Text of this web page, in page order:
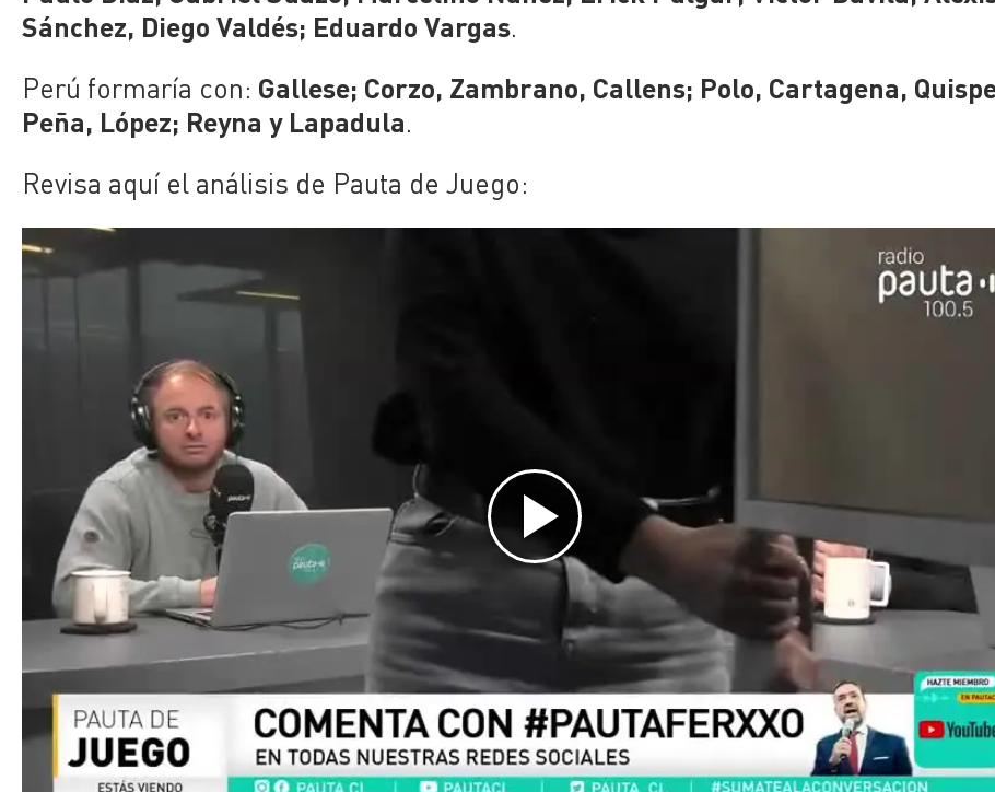
Sánchez, Diego Valdés; Eduardo Vargas.
Perú formaría con: Gallese; Corzo, Zambrano, Callens; Polo, Cartagena,
Peña, López; Reyna y Lapadula.
Revisa aquí el análisis de Pauta de Juego: